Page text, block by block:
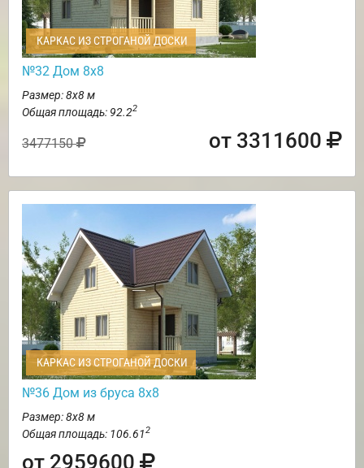
КАРКАС ИЗ СТРОГАНОЙ ДОСКИ
№32 Дом 8х8
Размер: 8х8 м
Общая площадь: 92.22
3477150 от 3311600
КАРКАС ИЗ СТРОГАНОЙ ДОСКИ
№36 Дом из бруса 8х8
Размер: 8х8 м
Общая площадь: 106.612
от 2959600